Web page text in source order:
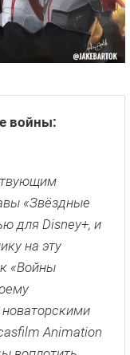
войны:
«Звёздные
для Disney+, и
на эту
«Войны
Animation